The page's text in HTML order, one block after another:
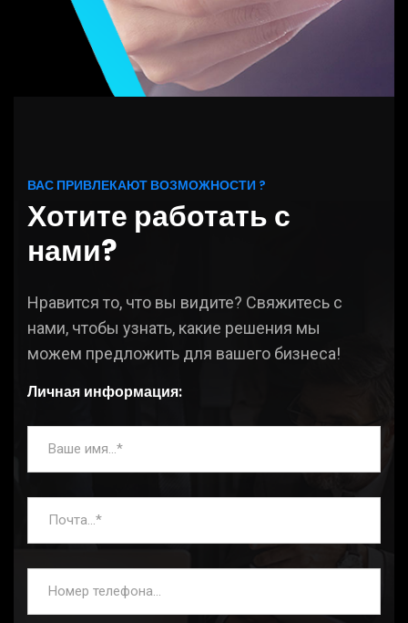
ВАС ПРИВЛЕКАЮТ ВОЗМОЖНОСТИ ?
Хотите работать с
нами?
Нравится то, что вы видите? Свяжитесь с
нами, чтобы узнать, какие решения мы
можем предложить для вашего бизнеса!
Личная информация: